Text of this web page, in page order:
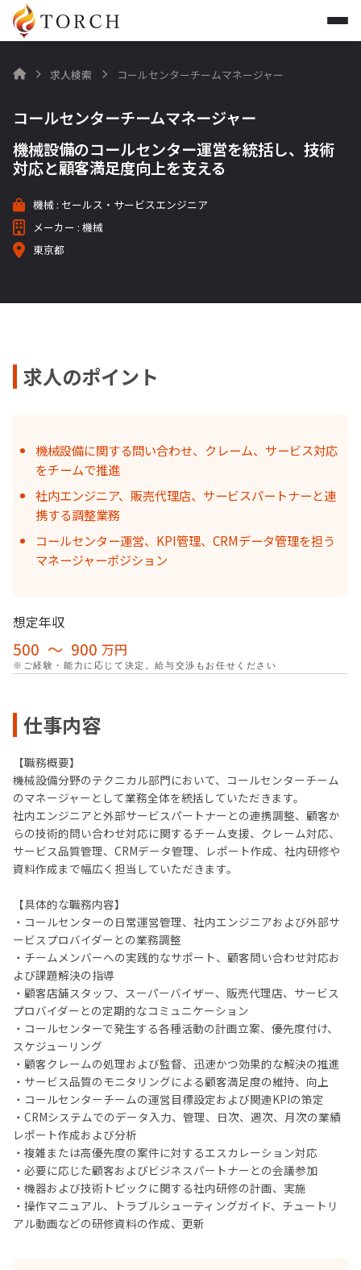
 求人検索 コールセンターチームマネージャー
コールセンターチームマネージャー
機械設備のコールセンター運営を統括し、技術
対応と顧客満足度向上を支える
機械 : セールス・サービスエンジニア
メーカー : 機械
東京都
求人のポイント
機械設備に関する問い合わせ、クレーム、サービス対応
をチームで推進
社内エンジニア、販売代理店、サービスパートナーと連
携する調整業務
コールセンター運営、KPI管理、CRMデータ管理を担う
マネージャーポジション
想定年収
500 〜 900 万円
※ご経験・能力に応じて決定。給与交渉もお任せください
仕事内容
【職務概要】
機械設備分野のテクニカル部門において、コールセンターチーム
のマネージャーとして業務全体を統括していただきます。
社内エンジニアと外部サービスパートナーとの連携調整、顧客か
らの技術的問い合わせ対応に関するチーム支援、クレーム対応、
サービス品質管理、CRMデータ管理、レポート作成、社内研修や
資料作成まで幅広く担当していただきます。
【具体的な職務内容】
・コールセンターの日常運営管理、社内エンジニアおよび外部サ
ービスプロバイダーとの業務調整
・チームメンバーへの実践的なサポート、顧客問い合わせ対応お
よび課題解決の指導
・顧客店舗スタッフ、スーパーバイザー、販売代理店、サービス
プロバイダーとの定期的なコミュニケーション
・コールセンターで発生する各種活動の計画立案、優先度付け、
スケジューリング
・顧客クレームの処理および監督、迅速かつ効果的な解決の推進
・サービス品質のモニタリングによる顧客満足度の維持、向上
・コールセンターチームの運営目標設定および関連KPIの策定
・CRMシステムでのデータ入力、管理、日次、週次、月次の業績
レポート作成および分析
・複雑または高優先度の案件に対するエスカレーション対応
・必要に応じた顧客およびビジネスパートナーとの会議参加
・機器および技術トピックに関する社内研修の計画、実施
・操作マニュアル、トラブルシューティングガイド、チュートリ
アル動画などの研修資料の作成、更新